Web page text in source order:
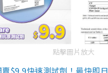
點擊圖片放大
$9.9快速測試劑！最快即